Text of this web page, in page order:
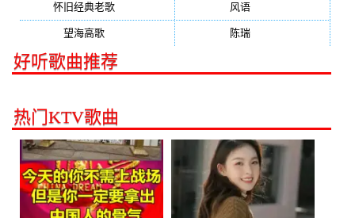
怀旧经典老歌 风语(132)
望海高歌 陈瑞(128)
好听歌曲推荐
热门KTV歌曲